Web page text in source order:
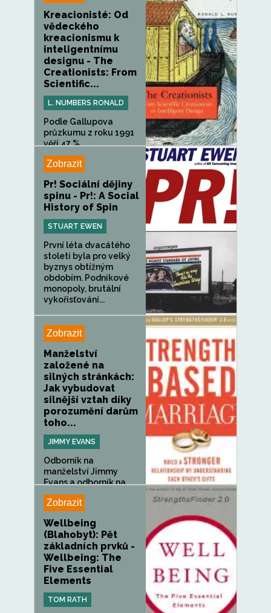
Kreacionisté: Od
vědeckého
kreacionismu k
inteligentnímu
designu - The
Creationists: From
Scientific...
L. NUMBERS RONALD
Podle Gallupova
průzkumu z roku 1991
věří 47 %...
Zobrazit
Pr! Sociální dějiny
spinu - Pr!: A Social
History of Spin
STUART EWEN
První léta dvacátého
století byla pro velký
byznys obtížným
obdobím. Podnikové
monopoly, brutální
vykořisťování...
Zobrazit
Manželství
založené na
silných stránkách:
Jak vybudovat
silnější vztah díky
porozumění darům
toho...
JIMMY EVANS
Odborník na
manželství Jimmy
Evans a odborník na...
Zobrazit
Wellbeing
(Blahobyt): Pět
základních prvků -
Wellbeing: The
Five Essential
Elements
TOM RATH